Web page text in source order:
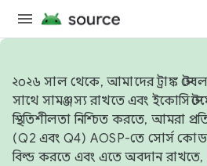
২০২৬ সাল থেকে, আমাদের ট্রাঙ্ক
সাথে সামঞ্জস্য রাখতে এবং
স্থিতিশীলতা নিশ্চিত করতে, আমরা
(Q2 এবং Q4) AOSP-তে সোর্স কোড
বিল্ড করতে এবং এতে অবদান রাখতে,